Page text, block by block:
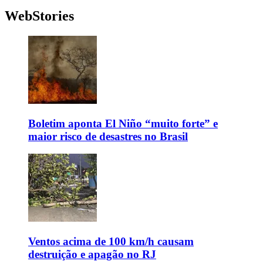
WebStories
Boletim aponta El Niño “muito forte” e
maior risco de desastres no Brasil
Ventos acima de 100 km/h causam
destruição e apagão no RJ